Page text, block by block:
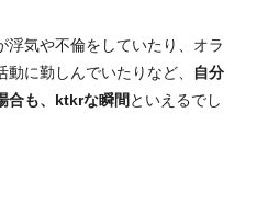
浮気や不倫をしていたり、オラ
に勤しんでいたりなど、
自分
合も、ktkrな瞬間 といえるでし